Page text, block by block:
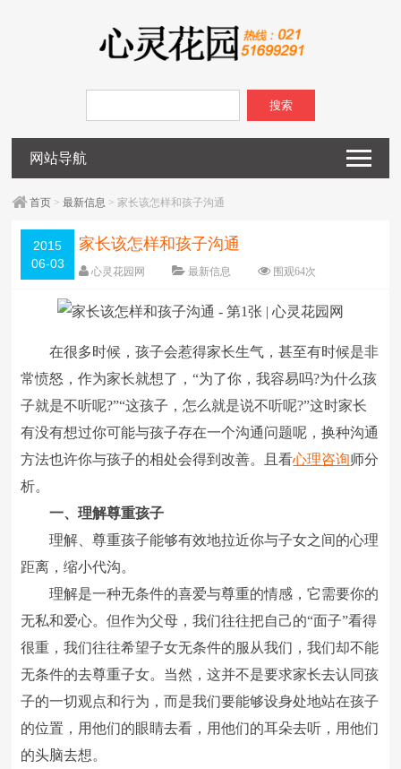
搜索
网站导航
首页 >最新信息 > 家长该怎样和孩子沟通
2015
06-03
家长该怎样和孩子沟通
心灵花园网 最新信息 围观64次
字体：大 中 小
在很多时候，孩子会惹得家长生气，甚至有时候是非
常愤怒，作为家长就想了，“为了你，我容易吗?为什么孩
子就是不听呢?”“这孩子，怎么就是说不听呢?”这时家长
有没有想过你可能与孩子存在一个沟通问题呢，换种沟通
方法也许你与孩子的相处会得到改善。且看心理咨询师分
析。
一、理解尊重孩子
理解、尊重孩子能够有效地拉近你与子女之间的心理
距离，缩小代沟。
理解是一种无条件的喜爱与尊重的情感，它需要你的
无私和爱心。但作为父母，我们往往把自己的“面子”看得
很重，我们往往希望子女无条件的服从我们，我们却不能
无条件的去尊重子女。当然，这并不是要求家长去认同孩
子的一切观点和行为，而是我们要能够设身处地站在孩子
的位置，用他们的眼睛去看，用他们的耳朵去听，用他们
的头脑去想。